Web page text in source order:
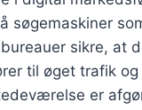
søgemaskiner
sikre, at
til øget trafik
er